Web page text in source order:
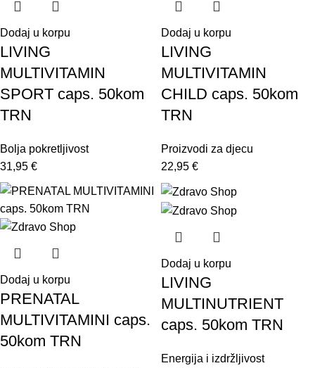
Dodaj u korpu
LIVING
MULTIVITAMIN
SPORT caps. 50kom
TRN
Bolja pokretljivost
31,95 €
Dodaj u korpu
LIVING
MULTIVITAMIN
CHILD caps. 50kom
TRN
Proizvodi za djecu
22,95 €
Dodaj u korpu
PRENATAL
MULTIVITAMINI caps.
50kom TRN
Dodaj u korpu
LIVING
MULTINUTRIENT
caps. 50kom TRN
Energija i izdržljivost